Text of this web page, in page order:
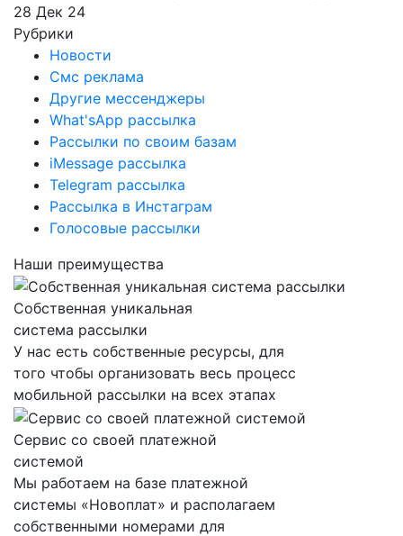
28 Дек 24
Рубрики
Новости
Смс реклама
Другие мессенджеры
What'sApp рассылка
Рассылки по своим базам
iMessage рассылка
Telegram рассылка
Рассылка в Инстаграм
Голосовые рассылки
Наши преимущества
Собственная уникальная
система рассылки
У нас есть собственные ресурсы, для
того чтобы организовать весь процесс
мобильной рассылки на всех этапах
Сервис со своей платежной
системой
Мы работаем на базе платежной
системы «Новоплат» и располагаем
собственными номерами для